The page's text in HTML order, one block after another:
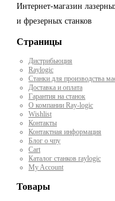
Интернет-магазин
и фрезерных станков
Страницы
Дистрибьюция
Raylogic
Станки для производства
Доставка и оплата
Гарантия на станок
О компании Ray-logic
Wishlist
Контакты
Контактная информация
Блог о чпу
Cart
Каталог станков raylogic
My Account
Товары